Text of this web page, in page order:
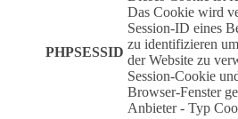
PHPSESSID
Das Cookie wird
Session-ID eines
zu identifizieren
der Website zu
Session-Cookie
Browser-Fenster
Anbieter - Typ